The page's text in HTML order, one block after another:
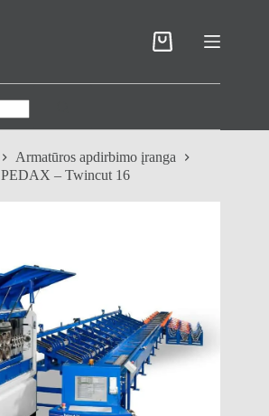
Pirkinių
Armatūros apdirbimo įranga
PEDAX – Twincut 16